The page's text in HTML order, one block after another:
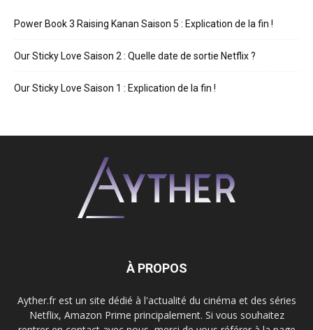
Power Book 3 Raising Kanan Saison 5 : Explication de la fin !
Our Sticky Love Saison 2 : Quelle date de sortie Netflix ?
Our Sticky Love Saison 1 : Explication de la fin !
À PROPOS
Ayther.fr est un site dédié à l'actualité du cinéma et des séries
Netflix, Amazon Prime principalement. Si vous souhaitez